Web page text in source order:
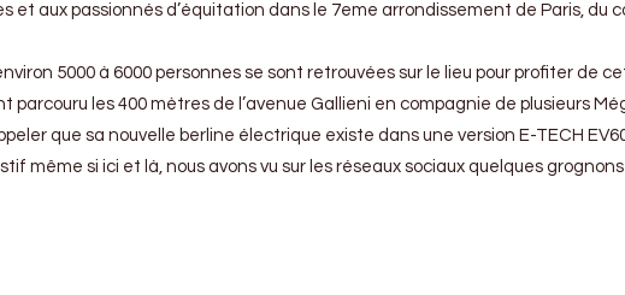
aux passionnés d’équitation dans le 7eme arrondissement de Paris,
5000 à 6000 personnes se sont retrouvées sur le lieu pour profiter de
les 400 mètres de l’avenue Gallieni en compagnie de
que sa nouvelle berline électrique existe dans une version E-
même si ici et là, nous avons vu sur les réseaux sociaux quelques